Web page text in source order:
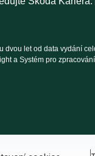
dvou let od data vydání
a Systém pro